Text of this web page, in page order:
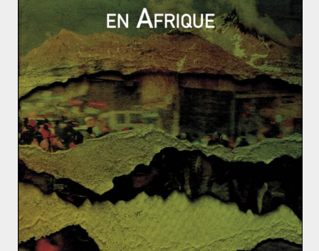
jours, sa
de renforcer les investissements dans
les industries de défense européenne. De fait, la
Commissioneuropéenne fixe des objectifs atteignant
50 % d’approvisionnements internes d’ici à 2030.
Néanmoins, les États européens peinent à faire appel à
leur industrie de défense. D’une part, elle n’est pas
configurée aujourd’hui pour répondre à une forte
augmentation de sa production. D’autre part, les
projets communs d’armements européens comme le
Système de combat aérien du futur(SCAF) ou le
Système principal de combat terrestre
(MGCS) doivent
faireconvergerles cahiers des charges des armées
nationales et les objectifs industriels des États